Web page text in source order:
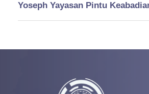
Yoseph Yayasan Pintu